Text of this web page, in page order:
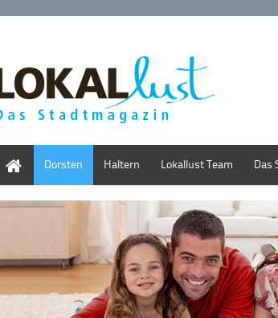
Dorsten Haltern Lokallust Team Das